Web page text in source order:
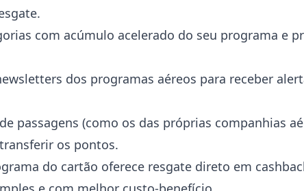
com acúmulo acelerado do seu programa e
dos programas aéreos para receber
passagens (como os das próprias companhias
os pontos.
do cartão oferece resgate direto em